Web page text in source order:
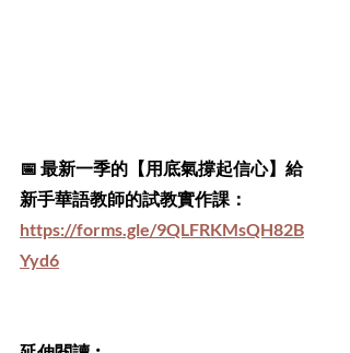
📅 最新一季的【用底氣撐起信心】給
新手華語教師的試教實作課：
https://forms.gle/9QLFRKMsQH82B
Yyd6